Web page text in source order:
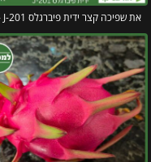
את שפיכה קצר ידית פיברגלס J-201 -תבור